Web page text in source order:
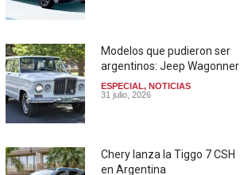
Modelos que pudieron ser
argentinos: Jeep Wagonner
ESPECIAL, NOTICIAS
31 julio, 2026
Chery lanza la Tiggo 7 CSH
en Argentina